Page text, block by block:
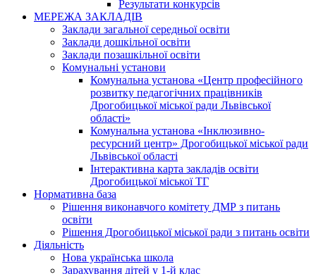
Результати конкурсів
МЕРЕЖА ЗАКЛАДІВ
Заклади загальної середньої освіти
Заклади дошкільної освіти
Заклади позашкільної освіти
Комунальні установи
Комунальна установа «Центр професійного
розвитку педагогічних працівників
Дрогобицької міської ради Львівської
області»
Комунальна установа «Інклюзивно-
ресурсний центр» Дрогобицької міської ради
Львівської області
Інтерактивна карта закладів освіти
Дрогобицької міської ТГ
Нормативна база
Рішення виконавчого комітету ДМР з питань
освіти
Рішення Дрогобицької міської ради з питань освіти
Діяльність
Нова українська школа
Зарахування дітей у 1-й клас